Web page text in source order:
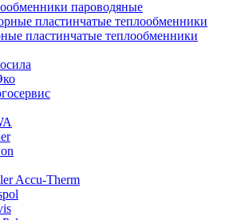
пароводяные
пластинчатые теплообменники
пластинчатые теплообменники
Accu-Therm